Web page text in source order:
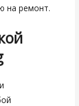
на ремонт.